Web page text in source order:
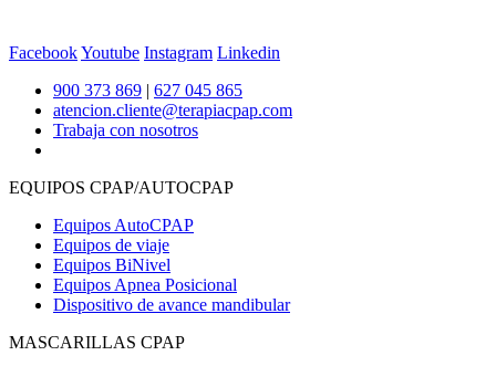
FacebookYoutube Instagram Linkedin
900 373 869 | 627 045 865
atencion.cliente@terapiacpap.com
Trabaja con nosotros
EQUIPOS CPAP/AUTOCPAP
Equipos AutoCPAP
Equipos de viaje
Equipos BiNivel
Equipos Apnea Posicional
Dispositivo de avance mandibular
MASCARILLAS CPAP